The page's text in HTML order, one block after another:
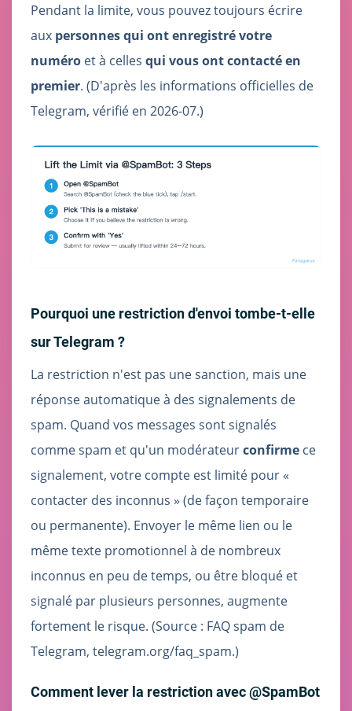
Pendant la limite, vous pouvez toujours écrire
aux personnes qui ont enregistré votre
numéro et à celles qui vous ont contacté en
premier. (D'après les informations officielles de
Telegram, vérifié en 2026-07.)
Pourquoi une restriction d'envoi tombe-t-elle
sur Telegram ?
La restriction n'est pas une sanction, mais une
réponse automatique à des signalements de
spam. Quand vos messages sont signalés
comme spam et qu'un modérateurconfirme ce
signalement, votre compte est limité pour «
contacter des inconnus » (de façon temporaire
ou permanente). Envoyer le même lien ou le
même texte promotionnel à de nombreux
inconnus en peu de temps, ou être bloqué et
signalé par plusieurs personnes, augmente
fortement le risque. (Source : FAQ spam de
Telegram, telegram.org/faq_spam.)
Comment lever la restriction avec @SpamBot